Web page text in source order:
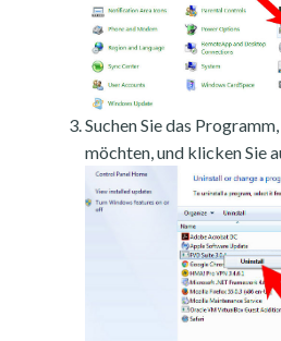
Suchen Sie das
möchten, und klicken Sie